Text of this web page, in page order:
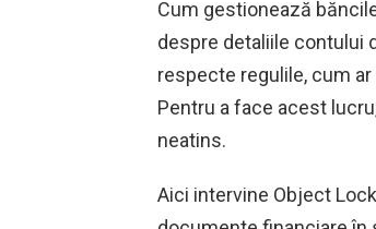
Cum gestionează
despre detaliile contului
respecte regulile, cum ar
Pentru a face acest
neatins.
Aici intervine Object